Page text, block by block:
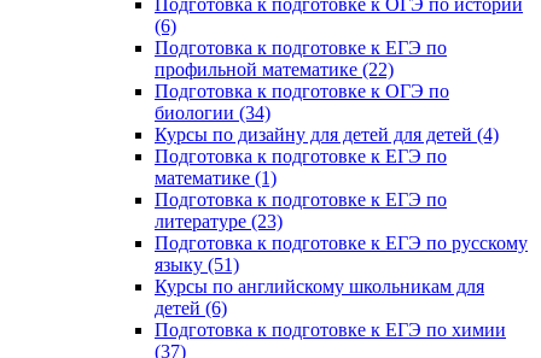
Подготовка к подготовке к ОГЭ по истории
(6)
Подготовка к подготовке к ЕГЭ по
профильной математике (22)
Подготовка к подготовке к ОГЭ по
биологии (34)
Курсы по дизайну для детей для детей (4)
Подготовка к подготовке к ЕГЭ по
математике (1)
Подготовка к подготовке к ЕГЭ по
литературе (23)
Подготовка к подготовке к ЕГЭ по русскому
языку (51)
Курсы по английскому школьникам для
детей (6)
Подготовка к подготовке к ЕГЭ по химии
(37)